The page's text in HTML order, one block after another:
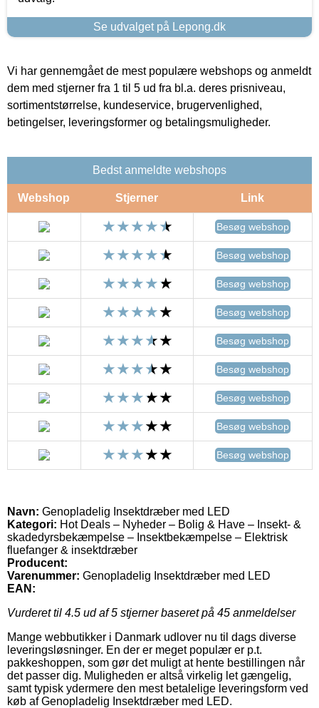
Se udvalget på Lepong.dk
Vi har gennemgået de mest populære webshops og anmeldt
dem med stjerner fra 1 til 5 ud fra bl.a. deres prisniveau,
sortimentstørrelse, kundeservice, brugervenlighed,
betingelser, leveringsformer og betalingsmuligheder.
Bedst anmeldte webshops
Webshop Stjerner Link
Besøg webshop
Besøg webshop
Besøg webshop
Besøg webshop
Besøg webshop
Besøg webshop
Besøg webshop
Besøg webshop
Besøg webshop
Navn: Genopladelig Insektdræber med LED
Kategori: Hot Deals – Nyheder – Bolig & Have – Insekt- &
skadedyrsbekæmpelse – Insektbekæmpelse – Elektrisk
fluefanger & insektdræber
Producent:
Varenummer: Genopladelig Insektdræber med LED
EAN:
Vurderet til 4.5 ud af 5 stjerner baseret på 45 anmeldelser
Mange webbutikker i Danmark udlover nu til dags diverse
leveringsløsninger. En der er meget populær er p.t.
pakkeshoppen, som gør det muligt at hente bestillingen når
det passer dig. Muligheden er altså virkelig let gængelig,
samt typisk ydermere den mest betalelige leveringsform ved
køb af Genopladelig Insektdræber med LED.